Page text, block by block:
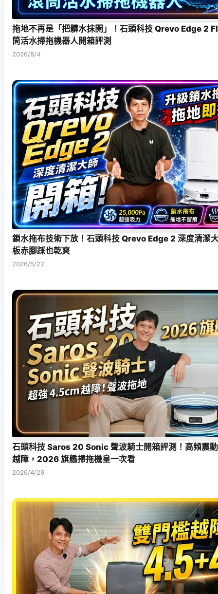
拖地不再是「把髒水抹開」！石頭科技 Qrevo Edge 2
筒活水掃拖機器人開箱評測
2026/8/4
鎖水拖布技術下放！石頭科技 Qrevo Edge 2 深度清潔
板赤腳踩也乾爽
2026/5/22
石頭科技 Saros 20 Sonic 聲波騎士開箱評測！高頻震
越障，2026 旗艦掃拖機皇一次看
2026/4/29